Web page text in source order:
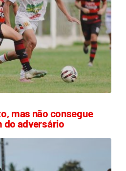
mas não consegue
do adversário